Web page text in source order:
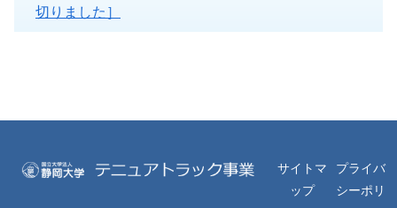
切りました］
サイトマ
ップ
プライバ
シーポリ